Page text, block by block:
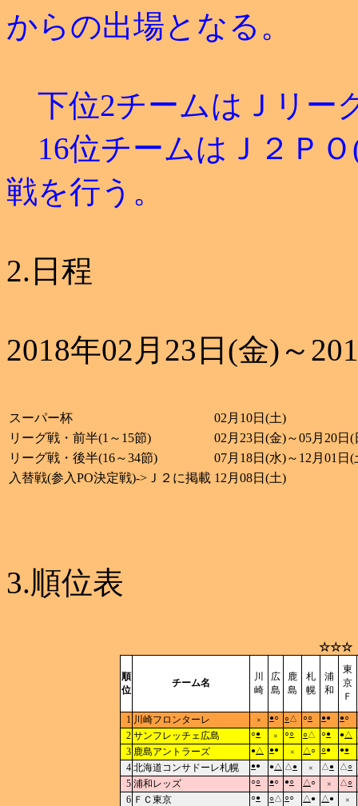
からの出場となる。
下位2チームはＪリー
16位チームはＪ２ＰＯ
戦を行う。
2.日程
2018年02月23日(金)～
スーパー杯
02月10日(土)
リーグ戦・前半(1～15節)
02月23日(金)～05月20日(
リーグ戦・後半(16～34節)
07月18日(水)～12月01日(
入替戦(参入PO決定戦)->Ｊ２に掲載 12月08日(土)
3.順位表
☆☆☆
順
位
チーム名
川
崎
広
島
鹿
島
札
幌
浦
和
東
京
Ｆ
1 川崎フロンターレ × ●○ ○△ ○○ ●● ●○
2 サンフレッチェ広島 ○● × ○○ ○△ ○● ●△
3 鹿島アントラーズ ●△ ●● × △○ ○● ●●
4 北海道コンサドーレ札幌 ●● ● △ △ ● × △ ● △ ○
5 浦和レッズ ○○ ●○ ●○ △○ × △○
6 ＦＣ東京 ○● ○△ ○○ △ ● △ ● ×